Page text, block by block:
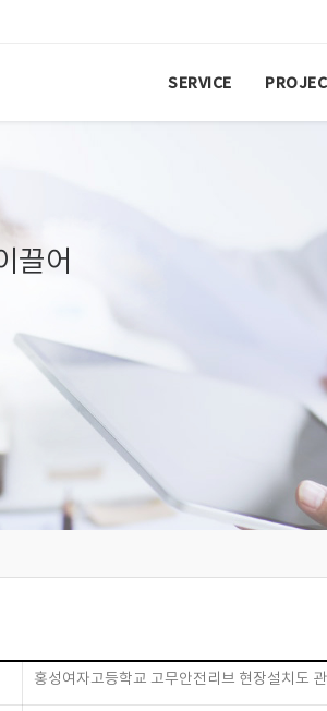
SERVICE
끌어
홍성여자고등학교 고무안전리브 현장설치도